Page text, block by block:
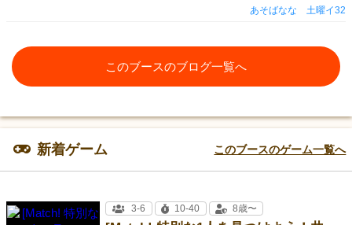
あそばなな 土曜イ32
このブースのブログ一覧へ
新着ゲーム このブースのゲーム一覧へ
3-6 10-40 8歳〜